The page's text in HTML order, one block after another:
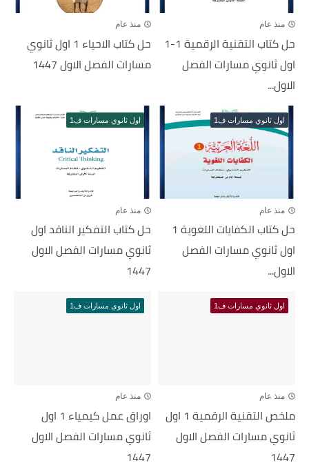
منذ عام
حل كتاب التقنية الرقمية 1-1
اول ثانوي مسارات الفصل
الاول...
منذ عام
حل كتاب الاحياء 1 اول ثانوي
مسارات الفصل الاول 1447
اول ثانوي مسارات ف1
منذ عام
حل كتاب الكفايات اللغوية 1
اول ثانوي مسارات الفصل
الاول...
اول ثانوي مسارات ف1
منذ عام
حل كتاب التفكير الناقد اول
ثانوي مسارات الفصل الاول
1447
اول ثانوي مسارات ف1
منذ عام
ملخص التقنية الرقمية 1 اول
ثانوي مسارات الفصل الاول
1447
اول ثانوي مسارات ف1
منذ عام
اوراق عمل كيمياء 1 اول
ثانوي مسارات الفصل الاول
1447